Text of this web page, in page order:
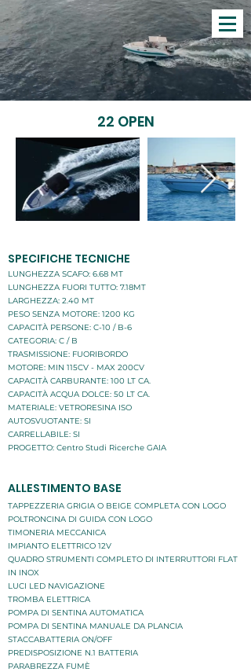
22 OPEN
SPECIFICHE TECNICHE
LUNGHEZZA SCAFO: 6.68 MT
LUNGHEZZA FUORI TUTTO: 7.18MT
LARGHEZZA: 2.40 MT
PESO SENZA MOTORE: 1200 KG
CAPACITÀ PERSONE: C-10 / B-6
CATEGORIA: C / B
TRASMISSIONE: FUORIBORDO
MOTORE: MIN 115CV - MAX 200CV
CAPACITÀ CARBURANTE: 100 LT CA.
CAPACITÀ ACQUA DOLCE: 50 LT CA.
MATERIALE: VETRORESINA ISO
AUTOSVUOTANTE: SI
CARRELLABILE: SI
PROGETTO: Centro Studi Ricerche GAIA
ALLESTIMENTO BASE
TAPPEZZERIA GRIGIA O BEIGE COMPLETA CON LOGO
POLTRONCINA DI GUIDA CON LOGO
TIMONERIA MECCANICA
IMPIANTO ELETTRICO 12V
QUADRO STRUMENTI COMPLETO DI INTERRUTTORI FLAT
IN INOX
LUCI LED NAVIGAZIONE
TROMBA ELETTRICA
POMPA DI SENTINA AUTOMATICA
POMPA DI SENTINA MANUALE DA PLANCIA
STACCABATTERIA ON/OFF
PREDISPOSIZIONE N.1 BATTERIA
PARABREZZA FUMÈ